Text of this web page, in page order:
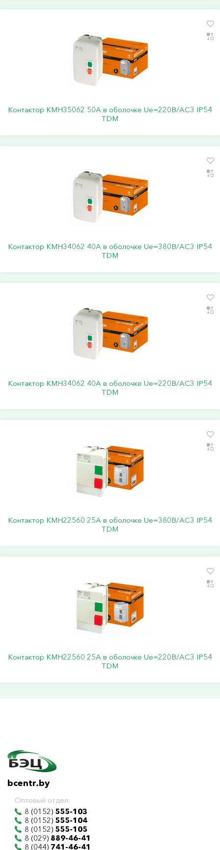
Контактор КМН35062 50А в оболочке Ue=220В/АC3 IP54
TDM
Контактор КМН34062 40А в оболочке Ue=380В/АC3 IP54
TDM
Контактор КМН34062 40А в оболочке Ue=220В/АC3 IP54
TDM
Контактор КМН22560 25А в оболочке Ue=380В/АС3 IP54
TDM
Контактор КМН22560 25А в оболочке Ue=220В/АС3 IP54
TDM
bcentr.by
Оптовый отдел:
8 (0152) 555-103
8 (0152) 555-104
8 (0152) 555-105
8 (029) 889-46-41
8 (044) 741-46-41